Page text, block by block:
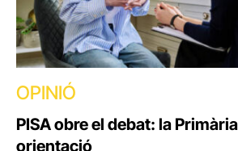
OPINIÓ
PISA obre el debat: la
orientació